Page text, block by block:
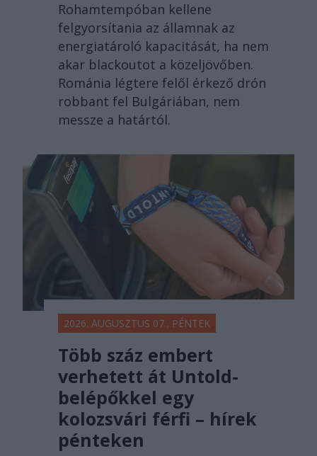
Rohamtempóban kellene
felgyorsítania az államnak az
energiatároló kapacitását, ha nem
akar blackoutot a közeljövőben.
Románia légtere felől érkező drón
robbant fel Bulgáriában, nem
messze a határtól.
2026. AUGUSZTUS 07., PÉNTEK
Több száz embert
verhetett át Untold-
belépőkkel egy
kolozsvári férfi – hírek
pénteken